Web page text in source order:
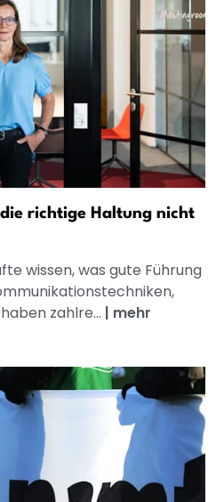
richtige Haltung nicht
wissen, was gute Führung
zahlre... | mehr